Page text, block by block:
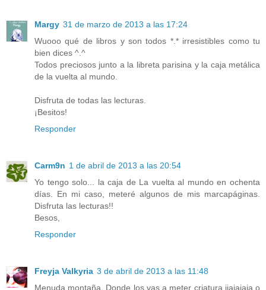
Margy 31 de marzo de 2013 a las 17:24
Wuooo qué de libros y son todos *.* irresistibles como tu
bien dices ^.^
Todos preciosos junto a la libreta parisina y la caja metálica
de la vuelta al mundo.
Disfruta de todas las lecturas.
¡Besitos!
Responder
Carm9n 1 de abril de 2013 a las 20:54
Yo tengo solo... la caja de La vuelta al mundo en ochenta
días. En mi caso, meteré algunos de mis marcapáginas.
Disfruta las lecturas!!
Besos,
Responder
Freyja Valkyria 3 de abril de 2013 a las 11:48
Menuda montaña. Donde los vas a meter criatura jjajajaja o